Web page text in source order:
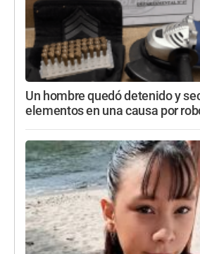
Un hombre quedó detenido y
elementos en una causa por